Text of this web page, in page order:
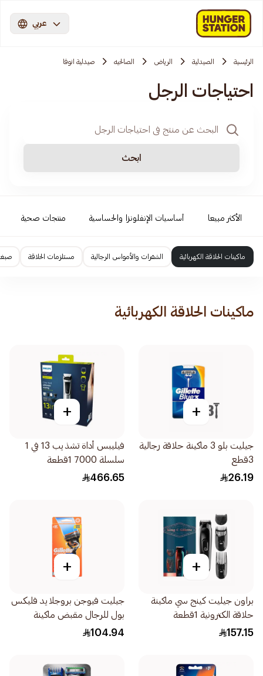
عربي
الرئيسية الصيدلية الرياض الصالحيه صيدلية انوفا
احتياجات الرجل
ابحث
الأكثر مبيعا أساسيات الإنفلونزا والحساسية منتجات صحية
ماكينات الحلاقة الكهربائية الشفرات والأمواس الرجالية مستلزمات الحلاقة
ماكينات الحلاقة الكهربائية
+
جيليت بلو 3 ماكينة حلاقة رجالية
3قطع
26.19
+
فيليبس أداة تشذيب 13 في 1
سلسلة 7000 1قطعة
466.65
+
براون جيليت كينج سي ماكينة
حلاقة الكترونية 1قطعة
157.15
+
جيليت فيوجن بروجلايد فليكس
بول للرجال مقبض ماكينة
الحلاقة شفرتين 1قطعة
104.94